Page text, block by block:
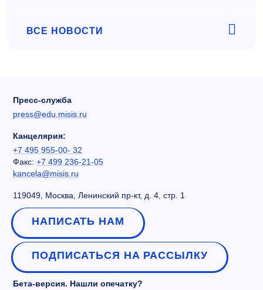
ВСЕ НОВОСТИ
Пресс-служба
press@edu.misis.ru
Канцелярия:
+7 495 955-00- 32
Факс: +7 499 236-21-05
kancela@misis.ru
119049, Москва, Ленинский пр-кт, д. 4, стр. 1
НАПИСАТЬ НАМ
ПОДПИСАТЬСЯ НА РАССЫЛКУ
Бета-версия. Нашли опечатку?